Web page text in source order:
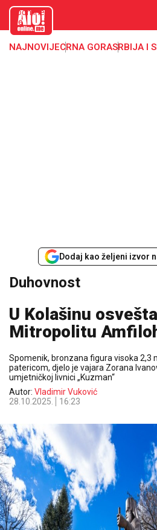
aloonline.
me
NAJNOVIJECRNA GORASRBIJA I
Dodaj kao željeni izvor
Duhovnost
U Kolašinu
Mitropolitu
Spomenik, bronzana figura visoka 2,3
patericom, djelo je vajara Zorana
umjetničkoj livnici „Kuzman“
Autor: Vladimir Vuković
28.10.2025.
16:23